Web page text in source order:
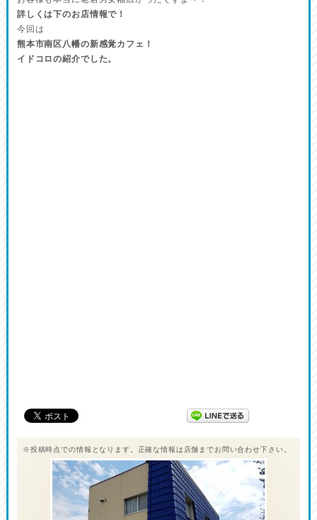
詳しくは下のお店情報で！
今回は
熊本市南区八幡の新感覚カフェ！
イドコロの紹介でした。
※投稿時点での情報となります。正確な情報は店舗までお問い合わせ下さい。